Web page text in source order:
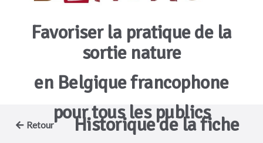
Favoriser la pratique de la
sortie nature
en Belgique francophone
pour tous les publics
Retour Historique de la fiche